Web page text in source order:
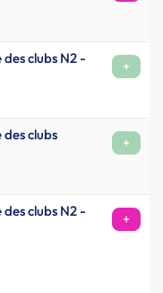
clubs N2 -
+
clubs
+
clubs N2 -
+